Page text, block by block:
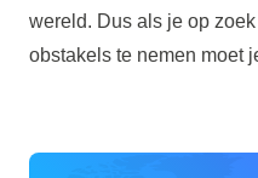
wereld. Dus als je op
obstakels te nemen moet